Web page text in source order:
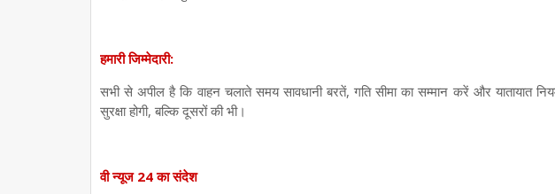
हमारी जिम्मेदारी:
सभी से अपील है कि वाहन चलाते समय सावधानी बरतें, गति सीमा का सम्मान करें और यातायात
सुरक्षा होगी, बल्कि दूसरों की भी।
वी न्यूज 24 का संदेश